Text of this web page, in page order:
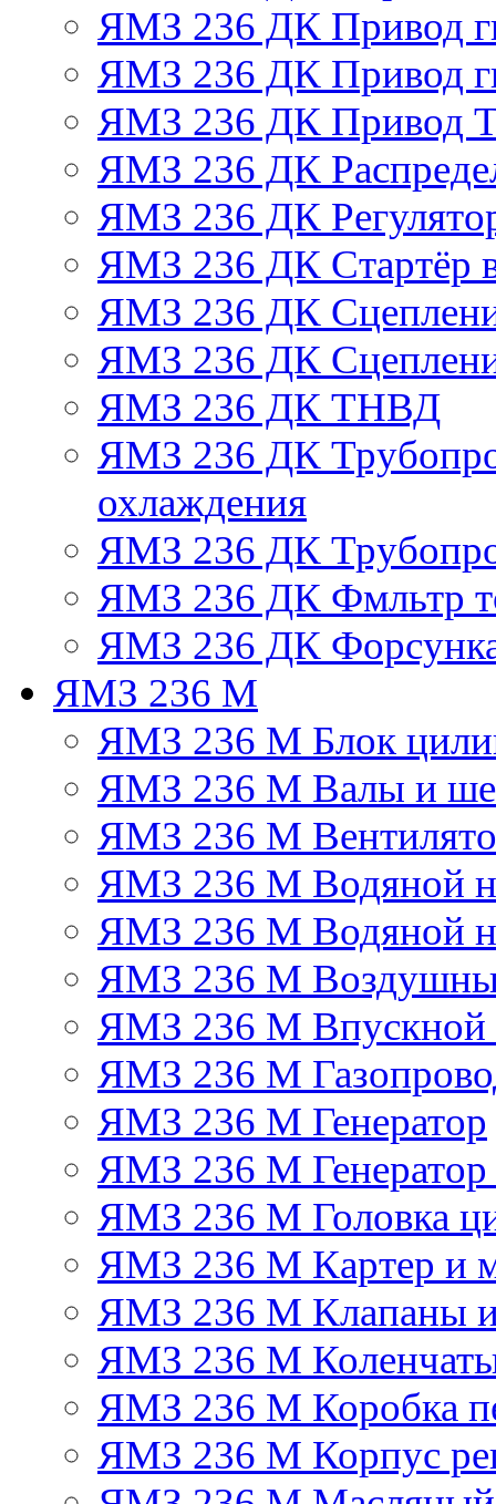
ЯМЗ 236 ДК Привод
ЯМЗ 236 ДК Привод
ЯМЗ 236 ДК Привод
ЯМЗ 236 ДК
ЯМЗ 236 ДК
ЯМЗ 236 ДК Стартёр
ЯМЗ 236 ДК
ЯМЗ 236 ДК
ЯМЗ 236 ДК ТНВД
ЯМЗ 236 ДК
охлаждения
ЯМЗ 236 ДК
ЯМЗ 236 ДК Фмльтр
ЯМЗ 236 ДК
ЯМЗ 236 М
ЯМЗ 236 М Блок
ЯМЗ 236 М Валы и
ЯМЗ 236 М
ЯМЗ 236 М Водяной
ЯМЗ 236 М Водяной
ЯМЗ 236 М
ЯМЗ 236 М Впускной
ЯМЗ 236 М
ЯМЗ 236 М Генератор
ЯМЗ 236 М Генератор
ЯМЗ 236 М Головка
ЯМЗ 236 М Картер и
ЯМЗ 236 М Клапаны и
ЯМЗ 236 М
ЯМЗ 236 М Коробка
ЯМЗ 236 М Корпус